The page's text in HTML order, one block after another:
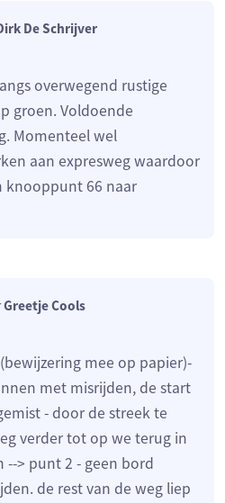
De Schrijver
overwegend rustige
groen. Voldoende
Momenteel wel
aan expresweg waardoor
knooppunt 66 naar
Greetje Cools
mee op papier)-
met misrijden, de start
- door de streek te
verder tot op we terug in
> punt 2 - geen bord
de rest van de weg liep